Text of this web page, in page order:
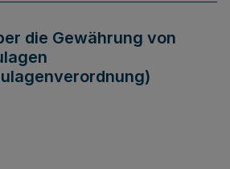
die Gewährung von